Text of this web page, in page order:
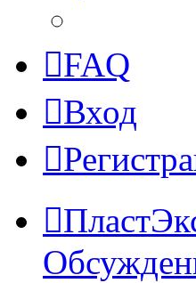
FAQ
Вход